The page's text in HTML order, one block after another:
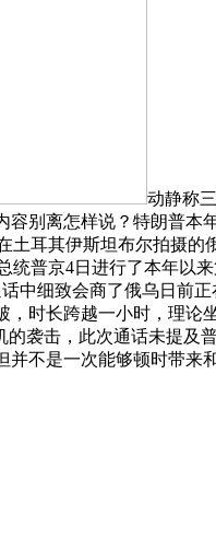
动静称
别离怎样说？特朗普本
土耳其伊斯坦布尔拍摄的
统普京4日进行了本年以
中细致会商了俄乌日前
时长跨越一小时，理论
袭击，此次通话未提及
不是一次能够顿时带来